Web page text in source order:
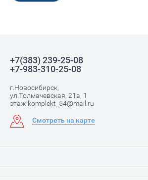
+7(383) 239-25-08
+7-983-310-25-08
г.Новосибирск,
ул.Толмачевская, 21а, 1
этаж komplekt_54@mail.ru
Смотреть на карте